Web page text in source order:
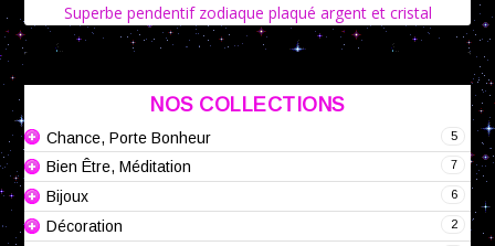
Superbe pendentif zodiaque plaqué argent et cristal
NOS COLLECTIONS
5
Chance, Porte Bonheur
7
Bien Être, Méditation
6
Bijoux
2
Décoration